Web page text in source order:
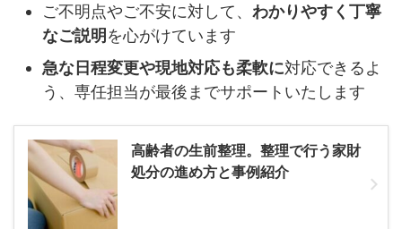
ご不明点やご不安に対して、 わかりやすく丁寧
なご説明 を心がけています
急な日程変更や現地対応も柔軟に対応できるよ
う、専任担当が最後までサポートいたします
高齢者の生前整理。整理で行う家財
処分の進め方と事例紹介